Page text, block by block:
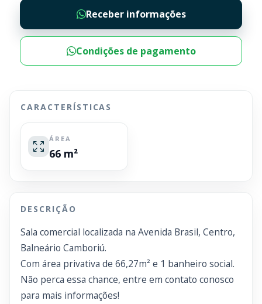
Receber informações
Condições de pagamento
CARACTERÍSTICAS
ÁREA
66 m²
DESCRIÇÃO
Sala comercial localizada na Avenida Brasil, Centro,
Balneário Camboriú.
Com área privativa de 66,27m² e 1 banheiro social.
Não perca essa chance, entre em contato conosco
para mais informações!